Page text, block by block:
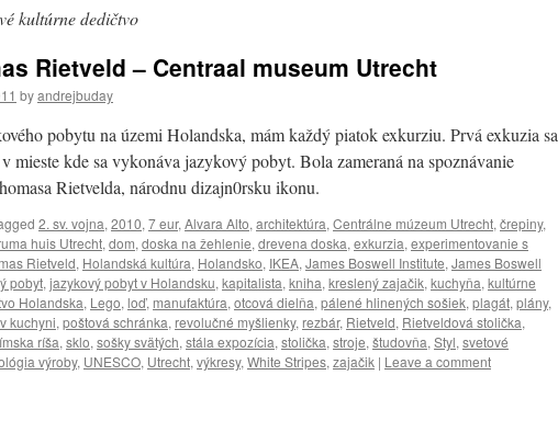
kultúrne dedičtvo
Rietveld – Centraal museum Utrecht
byandrejbuday
pobytu na územi Holandska, mám každý piatok exkurziu. Prvá exkuzia sa
mieste kde sa vykonáva jazykový pobyt. Bola zameraná na spoznávanie
Rietvelda, národnu dizajn0rsku ikonu.
2. sv. vojna, 2010, 7 eur, Alvara Alto, architektúra, Centrálne múzeum Utrecht, črepiny,
huis Utrecht, dom, doska na žehlenie, drevena doska, exkurzia, experimentovanie s
Rietveld, Holandská kultúra, Holandsko, IKEA, James Boswell Institute, James Boswell
pobyt, jazykový pobyt v Holandsku, kapitalista, kniha, kreslený zajačik, kuchyňa, kultúrne
Holandska, Lego, loď, manufaktúra, otcová dielňa, pálené hlinených sošiek, plagát, plány,
kuchyni, poštová schránka, revolučné myšlienky, rezbár, Rietveld, Rietveldová stolička,
ríša, sklo, sošky svätých, stála expozícia, stolička, stroje, študovňa, Styl, svetové
výroby, UNESCO, Utrecht, výkresy, White Stripes, zajačik | Leave a comment